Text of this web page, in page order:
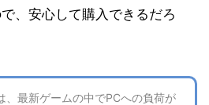
、安心して購入できるだろ
、最新ゲームの中でPCへの負荷が